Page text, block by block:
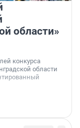
области»
конкурса
области